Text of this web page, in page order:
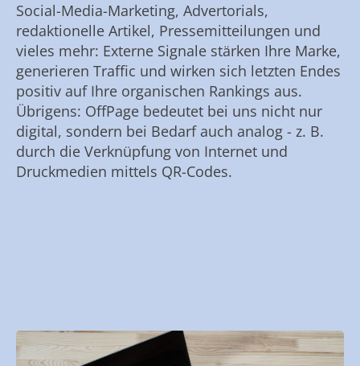
Social-Media-Marketing, Advertorials,
redaktionelle Artikel, Pressemitteilungen und
vieles mehr: Externe Signale stärken Ihre Marke,
generieren Traffic und wirken sich letzten Endes
positiv auf Ihre organischen Rankings aus.
Übrigens: OffPage bedeutet bei uns nicht nur
digital, sondern bei Bedarf auch analog - z. B.
durch die Verknüpfung von Internet und
Druckmedien mittels QR-Codes.